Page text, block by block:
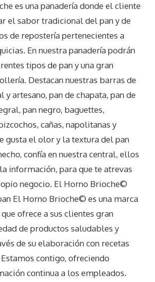
es una panadería donde el cliente
el sabor tradicional del pan y de
de repostería pertenecientes a
En nuestra panadería podrán
tipos de pan y una gran
Destacan nuestras barras de
y artesano, pan de chapata, pan de
pan negro, baguettes,
cañas, napolitanas y
gusta el olor y la textura del pan
confía en nuestra central, ellos
información, para que te atrevas
negocio. El Horno Brioche©
El Horno Brioche© es una marca
ofrece a sus clientes gran
de productos saludables y
de su elaboración con recetas
contigo, ofreciendo
continua a los empleados.